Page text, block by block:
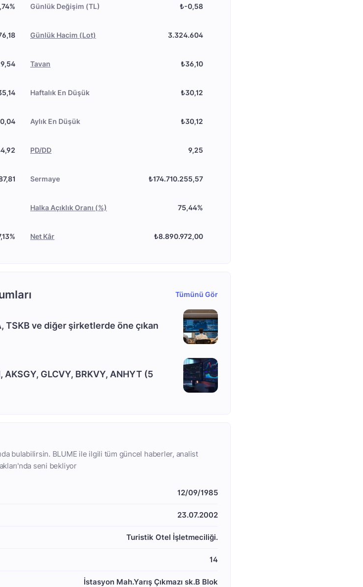
Günlük Değişim (TL) ₺-0,58
Günlük Hacim (Lot) 3.324.604
Tavan ₺36,10
Haftalık En Düşük ₺30,12
Aylık En Düşük ₺30,12
PD/DD 9,25
Sermaye ₺174.710.255,57
Halka Açıklık Oranı (%) 75,44%
Net Kâr ₺8.890.972,00
Tümünü Gör
TSKB ve diğer şirketlerde öne çıkan
GLCVY, BRKVY, ANHYT (5
bulabilirsin. BLUME ile ilgili tüm güncel haberler, analist
seni bekliyor
12/09/1985
23.07.2002
Turistik Otel İşletmeciliği.
14
İstasyon Mah.Yarış Çıkmazı sk.B Blok